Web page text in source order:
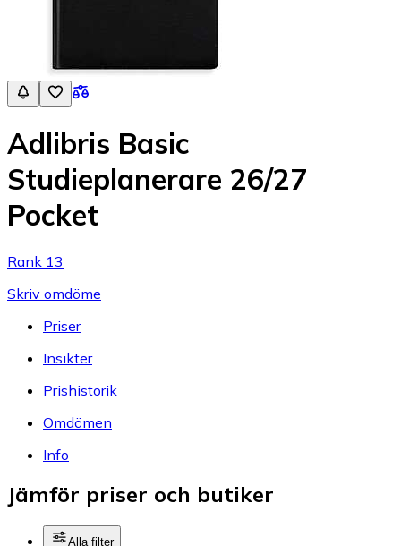
Adlibris Basic
Studieplanerare 26/27
Pocket
Rank 13
Skriv omdöme
Priser
Insikter
Prishistorik
Omdömen
Info
Jämför priser och butiker
Alla filter